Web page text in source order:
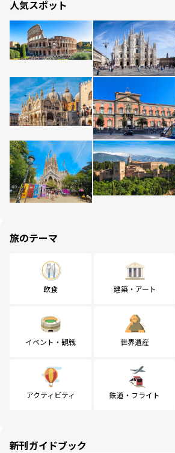
人気スポット
旅のテーマ
飲食 建築・アート
イベント・観戦 世界遺産
アクティビティ 鉄道・フライト
新刊ガイドブック